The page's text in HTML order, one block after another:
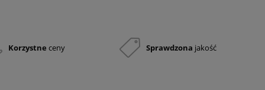
Korzystne ceny Sprawdzona jakość